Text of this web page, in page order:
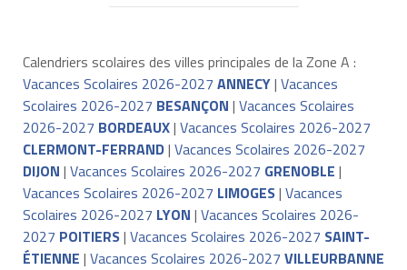
Calendriers scolaires des villes principales de la Zone A :
Vacances Scolaires 2026-2027 ANNECY| Vacances
Scolaires 2026-2027 BESANÇON | Vacances Scolaires
2026-2027 BORDEAUX| Vacances Scolaires 2026-2027
CLERMONT-FERRAND| Vacances Scolaires 2026-2027
DIJON | Vacances Scolaires 2026-2027 GRENOBLE |
Vacances Scolaires 2026-2027 LIMOGES| Vacances
Scolaires 2026-2027 LYON | Vacances Scolaires 2026-
2027 POITIERS| Vacances Scolaires 2026-2027 SAINT-
ÉTIENNE | Vacances Scolaires 2026-2027 VILLEURBANNE